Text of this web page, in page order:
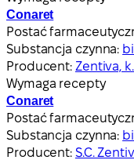
Conaret
Postać
Substancja czynna:
Producent: Zentiva,
Wymaga recepty
Conaret
Postać
Substancja czynna:
Producent: S.C.